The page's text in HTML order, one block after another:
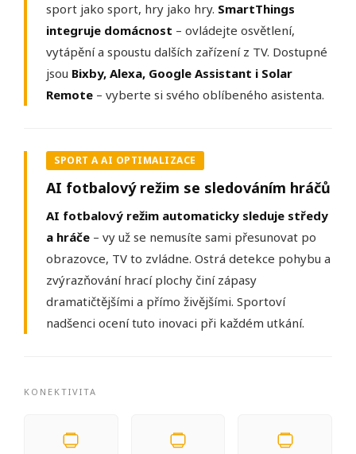
sport jako sport, hry jako hry. SmartThings
integruje domácnost – ovládejte osvětlení,
vytápění a spoustu dalších zařízení z TV. Dostupné
jsou Bixby, Alexa, Google Assistant i Solar
Remote – vyberte si svého oblíbeného asistenta.
SPORT A AI OPTIMALIZACE
AI fotbalový režim se sledováním hráčů
AI fotbalový režim automaticky sleduje středy
a hráče – vy už se nemusíte sami přesunovat po
obrazovce, TV to zvládne. Ostrá detekce pohybu a
zvýrazňování hrací plochy činí zápasy
dramatičtějšími a přímo živějšími. Sportoví
nadšenci ocení tuto inovaci při každém utkání.
KONEKTIVITA